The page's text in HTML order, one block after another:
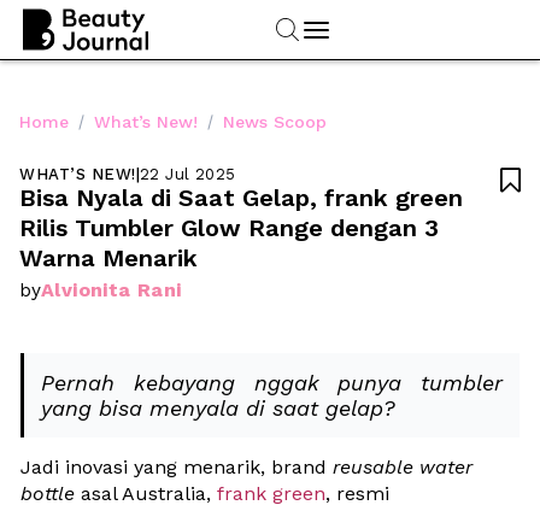
Home / What’s New! / News Scoop
WHAT’S NEW!|22 Jul 2025
Bisa Nyala di Saat Gelap, frank green
Rilis Tumbler Glow Range dengan 3
Warna Menarik
byAlvionita Rani

Pernah kebayang nggak punya tumbler
yang bisa menyala di saat gelap?
Jadi inovasi yang menarik, brand reusable water
bottle asal Australia, frank green, resmi